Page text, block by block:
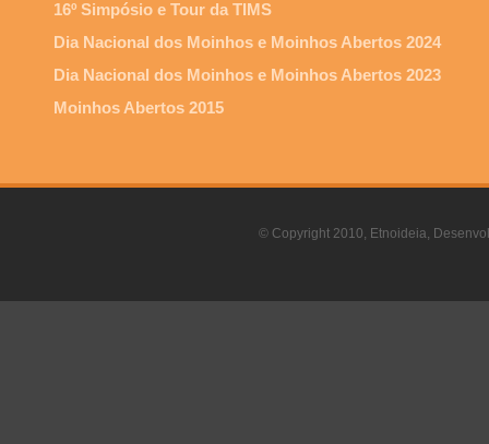
16º Simpósio e Tour da TIMS
Dia Nacional dos Moinhos e Moinhos Abertos 2024
Dia Nacional dos Moinhos e Moinhos Abertos 2023
Moinhos Abertos 2015
© Copyright 2010, Etnoideia,